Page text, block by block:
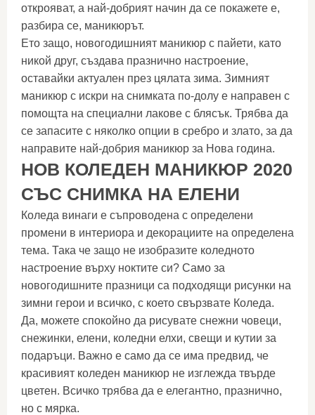
открояват, а най-добрият начин да се покажете е,
разбира се, маникюрът.
Ето защо, новогодишният маникюр с пайети, като
никой друг, създава празнично настроение,
оставайки актуален през цялата зима. Зимният
маникюр с искри на снимката по-долу е направен с
помощта на специални лакове с блясък. Трябва да
се запасите с няколко опции в сребро и злато, за да
направите най-добрия маникюр за Нова година.
НОВ КОЛЕДЕН МАНИКЮР 2020
СЪС СНИМКА НА ЕЛЕНИ
Коледа винаги е съпроводена с определени
промени в интериора и декорациите на определена
тема. Така че защо не изобразите коледното
настроение върху ноктите си? Само за
новогодишните празници са подходящи рисунки на
зимни герои и всичко, с което свързвате Коледа.
Да, можете спокойно да рисувате снежни човеци,
снежинки, елени, коледни елхи, свещи и кутии за
подаръци. Важно е само да се има предвид, че
красивият коледен маникюр не изглежда твърде
цветен. Всичко трябва да е елегантно, празнично,
но с мярка.